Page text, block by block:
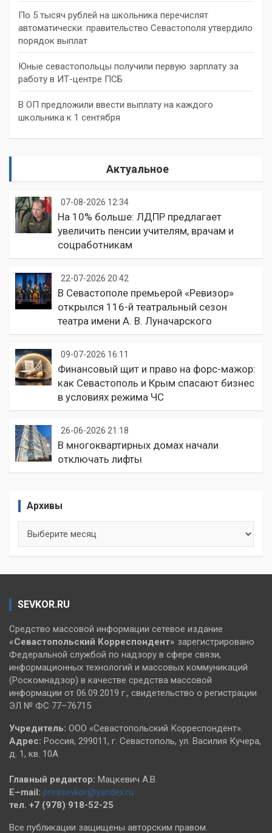
По 5 тысяч рублей на школьника перечислят
автоматически: правительство Севастополя утвердило
порядок выплат
Юные севастопольцы получили первую зарплату за
работу в ИТ-центре ПСБ
В ОП предложили ввести выплату на каждого
школьника к 1 сентября
Актуальное
07-08-2026 12:34
На 10% больше: ЛДПР предлагает
увеличить пенсии учителям, врачам и
соцработникам
22-07-2026 20:42
В Севастополе премьерой «Ревизор»
открылся 116-й театральный сезон
театра имени А. В. Луначарского
09-07-2026 16:11
Финансовый щит и право на форс-мажор:
как Севастополь и Крым спасают бизнес
в условиях режима ЧС
26-06-2026 21:18
В многоквартирных домах начали
отключать лифты
Архивы
SEVKOR.RU
Средство массовой информации сетевое издание
«Севастопольский Корреспондент» зарегистрировано
Федеральной службой по надзору в сфере связи,
информационных технологий и массовых коммуникаций
(Роскомнадзор) в качестве средства массовой
информации от 06.09.2019 г., свидетельство о регистрации
ЭЛ № ФС 77–76715
Учредитель: ООО «Севастопольский Корреспондент».
Адрес: Россия, 299011, г. Севастополь, ул. Василия Кучера,
д. 1, кв. 10А
Главный редактор: Мацкевич А.В.
E–mail: pressevkor@yandex.ru
тел. +7 (978) 918-52-25
Все публикации защищены авторским правом.